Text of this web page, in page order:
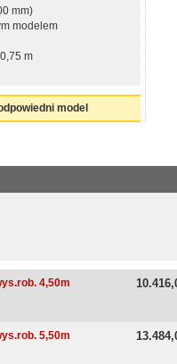
mm)
modelem
m
model
4,50m
5,50m